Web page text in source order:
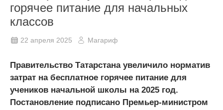
горячее питание для начальных
классов
22 апреля 2025 Магариф
Правительство Татарстана увеличило норматив
затрат на бесплатное горячее питание для
учеников начальной школы на 2025 год.
Постановление подписано Премьер-министром